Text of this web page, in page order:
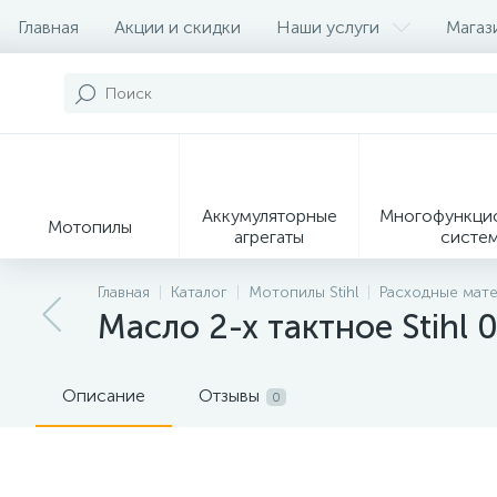
Главная Акции и скидки Наши услуги
Контакты
Мотопилы
Аккумуляторные
агрегаты
Садовые
Садовые
Главная Каталог Мотопилы Stihl Расходные
Масло 2-х тактное Stihl
Описание Отзывы 0